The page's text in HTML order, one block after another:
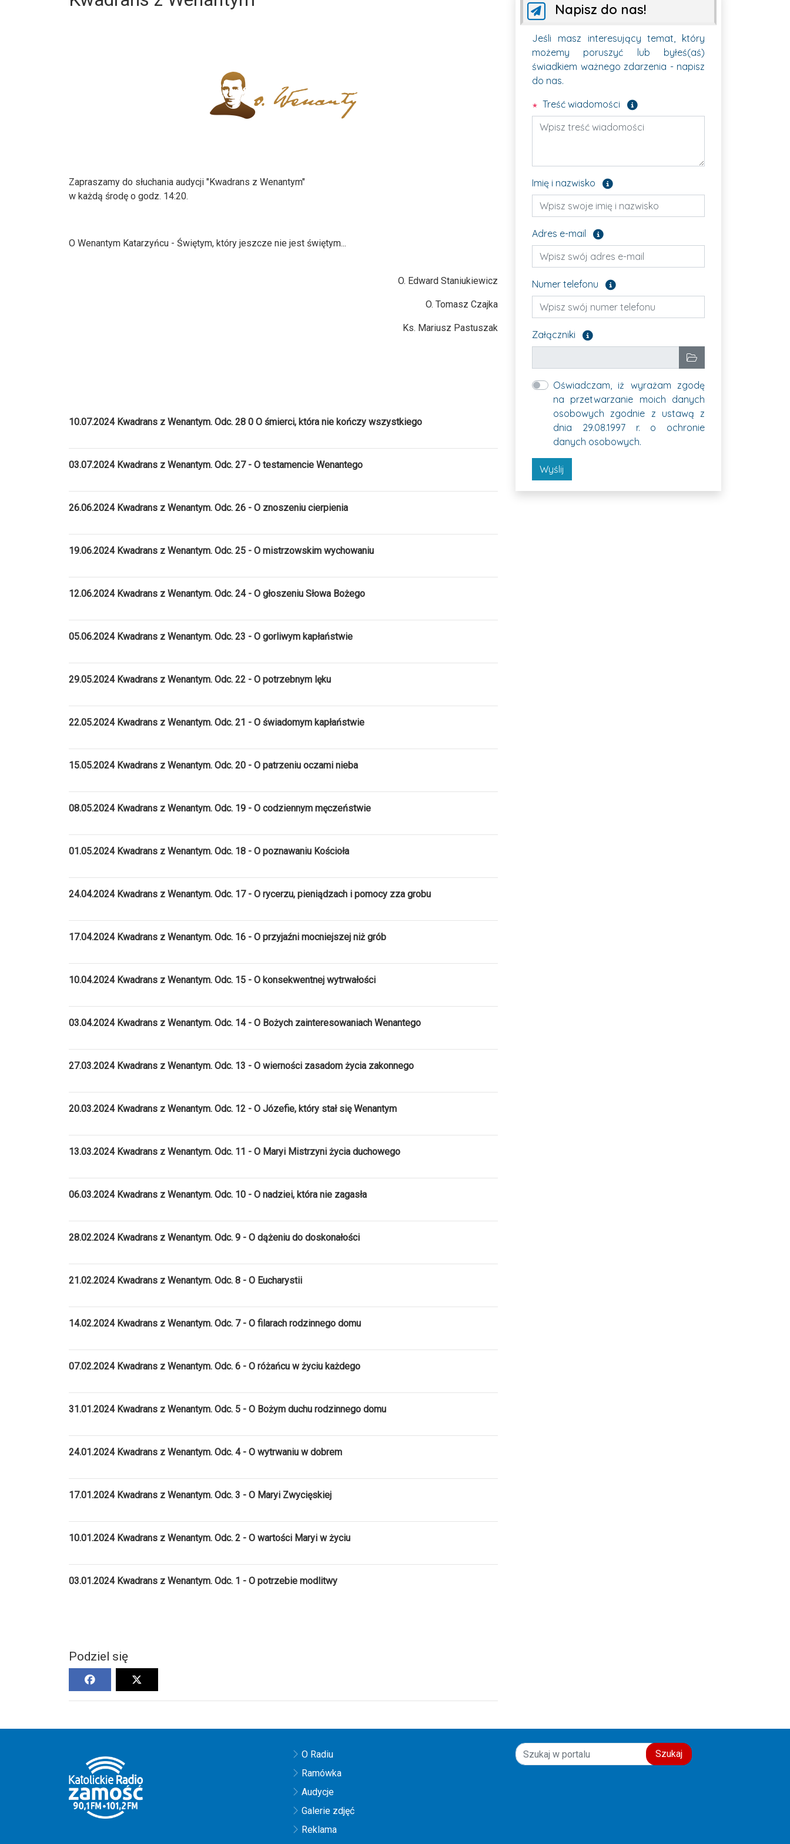
Zapraszamy do słuchania audycji "Kwadrans z Wenantym"
w każdą środę o godz. 14:20.
O Wenantym Katarzyńcu - Świętym, który jeszcze nie jest świętym...
O. Edward Staniukiewicz
O. Tomasz Czajka
Ks. Mariusz Pastuszak
10.07.2024 Kwadrans z Wenantym. Odc. 28 0 O śmierci, która nie kończy wszystkiego
03.07.2024 Kwadrans z Wenantym. Odc. 27 - O testamencie Wenantego
26.06.2024 Kwadrans z Wenantym. Odc. 26 - O znoszeniu cierpienia
19.06.2024 Kwadrans z Wenantym. Odc. 25 - O mistrzowskim wychowaniu
12.06.2024 Kwadrans z Wenantym. Odc. 24 - O głoszeniu Słowa Bożego
05.06.2024 Kwadrans z Wenantym. Odc. 23 - O gorliwym kapłaństwie
29.05.2024 Kwadrans z Wenantym. Odc. 22 - O potrzebnym lęku
22.05.2024 Kwadrans z Wenantym. Odc. 21 - O świadomym kapłaństwie
15.05.2024 Kwadrans z Wenantym. Odc. 20 - O patrzeniu oczami nieba
08.05.2024 Kwadrans z Wenantym. Odc. 19 - O codziennym męczeństwie
01.05.2024 Kwadrans z Wenantym. Odc. 18 - O poznawaniu Kościoła
24.04.2024 Kwadrans z Wenantym. Odc. 17 - O rycerzu, pieniądzach i pomocy zza grobu
17.04.2024 Kwadrans z Wenantym. Odc. 16 - O przyjaźni mocniejszej niż grób
10.04.2024 Kwadrans z Wenantym. Odc. 15 - O konsekwentnej wytrwałości
03.04.2024 Kwadrans z Wenantym. Odc. 14 - O Bożych zainteresowaniach Wenantego
27.03.2024 Kwadrans z Wenantym. Odc. 13 - O wierności zasadom życia zakonnego
20.03.2024 Kwadrans z Wenantym. Odc. 12 - O Józefie, który stał się Wenantym
13.03.2024 Kwadrans z Wenantym. Odc. 11 - O Maryi Mistrzyni życia duchowego
06.03.2024 Kwadrans z Wenantym. Odc. 10 - O nadziei, która nie zagasła
28.02.2024 Kwadrans z Wenantym. Odc. 9 - O dążeniu do doskonałości
21.02.2024 Kwadrans z Wenantym. Odc. 8 - O Eucharystii
14.02.2024 Kwadrans z Wenantym. Odc. 7 - O filarach rodzinnego domu
07.02.2024 Kwadrans z Wenantym. Odc. 6 - O różańcu w życiu każdego
31.01.2024 Kwadrans z Wenantym. Odc. 5 - O Bożym duchu rodzinnego domu
24.01.2024 Kwadrans z Wenantym. Odc. 4 - O wytrwaniu w dobrem
17.01.2024 Kwadrans z Wenantym. Odc. 3 - O Maryi Zwycięskiej
10.01.2024 Kwadrans z Wenantym. Odc. 2 - O wartości Maryi w życiu
03.01.2024 Kwadrans z Wenantym. Odc. 1 - O potrzebie modlitwy
Podziel się
Napisz do nas!
Jeśli masz interesujący temat, który
możemy poruszyć lub byłeś(aś)
świadkiem ważnego zdarzenia - napisz
do nas.
Treść wiadomości
Pole wymagane
Imię i nazwisko Pole opcjonalne
Adres e-mail Pole opcjonalne
Numer telefonu Pole opcjonalne
Załączniki Załącz pliki, które chcesz wysłać. Pole opcjonalne
Wybierz pliki
Oświadczam, iż wyrażam zgodę
na przetwarzanie moich danych
osobowych zgodnie z ustawą z
dnia 29.08.1997 r. o ochronie
danych osobowych.
Wyślij
O Radiu
Ramówka
Audycje
Galerie zdjęć
Reklama
Szukaj